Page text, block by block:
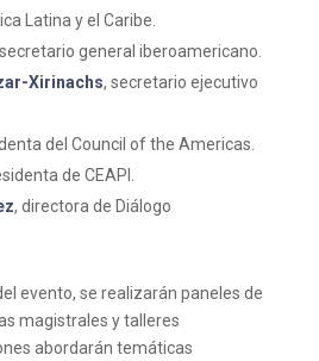
Latina y el Caribe.
general iberoamericano.
Xirinachs, secretario ejecutivo
del Council of the Americas.
de CEAPI.
, directora de Diálogo
evento, se realizarán paneles de
magistrales y talleres
abordarán temáticas